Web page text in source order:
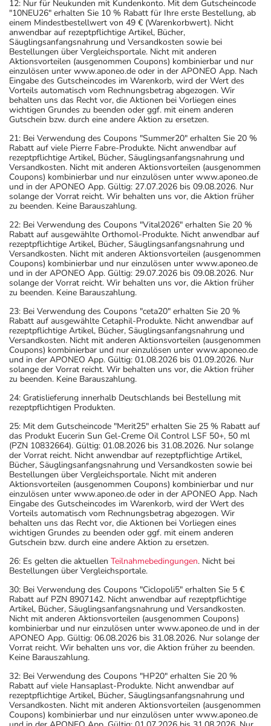
12: Nur für Neukunden mit Kundenkonto. Mit dem Gutscheincode
"10NEU26" erhalten Sie 10 % Rabatt für Ihre erste Bestellung, ab
einem Mindestbestellwert von 49 € (Warenkorbwert). Nicht
anwendbar auf rezeptpflichtige Artikel, Bücher,
Säuglingsanfangsnahrung und Versandkosten sowie bei
Bestellungen über Vergleichsportale. Nicht mit anderen
Aktionsvorteilen (ausgenommen Coupons) kombinierbar und nur
einzulösen unter www.aponeo.de oder in der APONEO App. Nach
Eingabe des Gutscheincodes im Warenkorb, wird der Wert des
Vorteils automatisch vom Rechnungsbetrag abgezogen. Wir
behalten uns das Recht vor, die Aktionen bei Vorliegen eines
wichtigen Grundes zu beenden oder ggf. mit einem anderen
Gutschein bzw. durch eine andere Aktion zu ersetzen.
21: Bei Verwendung des Coupons "Summer20" erhalten Sie 20 %
Rabatt auf viele Pierre Fabre-Produkte. Nicht anwendbar auf
rezeptpflichtige Artikel, Bücher, Säuglingsanfangsnahrung und
Versandkosten. Nicht mit anderen Aktionsvorteilen (ausgenommen
Coupons) kombinierbar und nur einzulösen unter www.aponeo.de
und in der APONEO App. Gültig: 27.07.2026 bis 09.08.2026. Nur
solange der Vorrat reicht. Wir behalten uns vor, die Aktion früher
zu beenden. Keine Barauszahlung.
22: Bei Verwendung des Coupons "Vital2026" erhalten Sie 20 %
Rabatt auf ausgewählte Orthomol-Produkte. Nicht anwendbar auf
rezeptpflichtige Artikel, Bücher, Säuglingsanfangsnahrung und
Versandkosten. Nicht mit anderen Aktionsvorteilen (ausgenommen
Coupons) kombinierbar und nur einzulösen unter www.aponeo.de
und in der APONEO App. Gültig: 29.07.2026 bis 09.08.2026. Nur
solange der Vorrat reicht. Wir behalten uns vor, die Aktion früher
zu beenden. Keine Barauszahlung.
23: Bei Verwendung des Coupons "ceta20" erhalten Sie 20 %
Rabatt auf ausgewählte Cetaphil-Produkte. Nicht anwendbar auf
rezeptpflichtige Artikel, Bücher, Säuglingsanfangsnahrung und
Versandkosten. Nicht mit anderen Aktionsvorteilen (ausgenommen
Coupons) kombinierbar und nur einzulösen unter www.aponeo.de
und in der APONEO App. Gültig: 01.08.2026 bis 01.09.2026. Nur
solange der Vorrat reicht. Wir behalten uns vor, die Aktion früher
zu beenden. Keine Barauszahlung.
24: Gratislieferung innerhalb Deutschlands bei Bestellung mit
rezeptpflichtigen Produkten.
25: Mit dem Gutscheincode "Merit25" erhalten Sie 25 % Rabatt auf
das Produkt Eucerin Sun Gel-Creme Oil Control LSF 50+, 50 ml
(PZN 10832664). Gültig: 01.08.2026 bis 31.08.2026. Nur solange
der Vorrat reicht. Nicht anwendbar auf rezeptpflichtige Artikel,
Bücher, Säuglingsanfangsnahrung und Versandkosten sowie bei
Bestellungen über Vergleichsportale. Nicht mit anderen
Aktionsvorteilen (ausgenommen Coupons) kombinierbar und nur
einzulösen unter www.aponeo.de oder in der APONEO App. Nach
Eingabe des Gutscheincodes im Warenkorb, wird der Wert des
Vorteils automatisch vom Rechnungsbetrag abgezogen. Wir
behalten uns das Recht vor, die Aktionen bei Vorliegen eines
wichtigen Grundes zu beenden oder ggf. mit einem anderen
Gutschein bzw. durch eine andere Aktion zu ersetzen.
26: Es gelten die aktuellen Teilnahmebedingungen. Nicht bei
Bestellungen über Vergleichsportale.
30: Bei Verwendung des Coupons "Ciclopoli5" erhalten Sie 5 €
Rabatt auf PZN 8907142. Nicht anwendbar auf rezeptpflichtige
Artikel, Bücher, Säuglingsanfangsnahrung und Versandkosten.
Nicht mit anderen Aktionsvorteilen (ausgenommen Coupons)
kombinierbar und nur einzulösen unter www.aponeo.de und in der
APONEO App. Gültig: 06.08.2026 bis 31.08.2026. Nur solange der
Vorrat reicht. Wir behalten uns vor, die Aktion früher zu beenden.
Keine Barauszahlung.
32: Bei Verwendung des Coupons "HP20" erhalten Sie 20 %
Rabatt auf viele Hansaplast-Produkte. Nicht anwendbar auf
rezeptpflichtige Artikel, Bücher, Säuglingsanfangsnahrung und
Versandkosten. Nicht mit anderen Aktionsvorteilen (ausgenommen
Coupons) kombinierbar und nur einzulösen unter www.aponeo.de